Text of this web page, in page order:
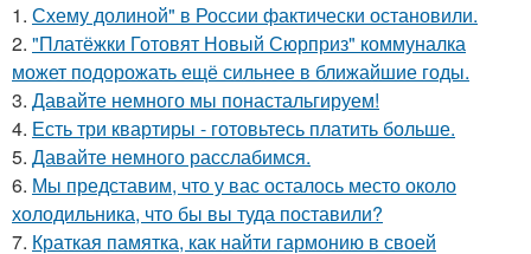
1. Схему долиной" в России фактически остановили.
2. "Платёжки Готовят Новый Сюрприз" коммуналка
может подорожать ещё сильнее в ближайшие годы.
3. Давайте немного мы понастальгируем!
4. Есть три квартиры - готовьтесь платить больше.
5. Давайте немного расслабимся.
6. Мы представим, что у вас осталось место около
холодильника, что бы вы туда поставили?
7. Краткая памятка, как найти гармонию в своей